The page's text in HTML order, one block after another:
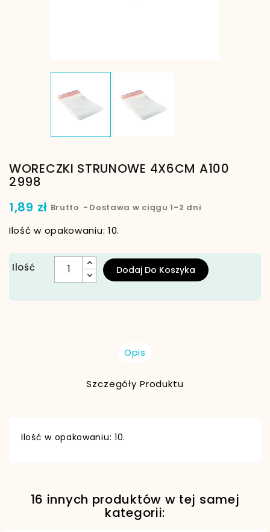
WORECZKI STRUNOWE 4X6CM A100
2998
1,89 zł Brutto Dostawa w ciągu 1-2 dni
Ilość w opakowaniu: 10.
Ilość Dodaj Do Koszyka
Opis
Szczegóły Produktu
Ilość w opakowaniu: 10.
EAN13 5902557432998
16 innych produktów w tej samej
kategorii: